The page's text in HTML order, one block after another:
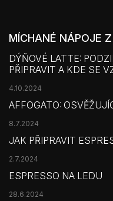
MÍCHANÉ NÁPOJE
DÝŇOVÉ LATTE:
PŘIPRAVIT A KDE SE
4.10.2024
AFFOGATO:
8.7.2024
JAK PŘIPRAVIT
2.7.2024
ESPRESSO NA LEDU
28.6.2024